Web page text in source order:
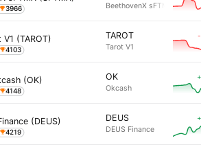
3966 BeethovenX sFTMX
4103
TAROT
Tarot V1
4148
OK
Okcash
4219
DEUS
DEUS Finance